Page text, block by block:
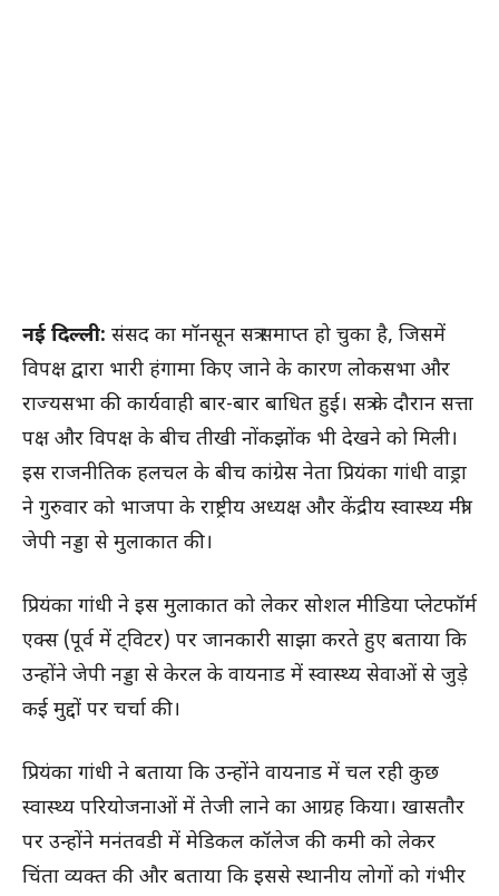
नई दिल्ली: संसद का मॉनसून सत्र समाप्त हो चुका है, जिसमें
विपक्ष द्वारा भारी हंगामा किए जाने के कारण लोकसभा और
राज्यसभा की कार्यवाही बार-बार बाधित हुई। सत्र के दौरान सत्ता
पक्ष और विपक्ष के बीच तीखी नोंकझोंक भी देखने को मिली।
इस राजनीतिक हलचल के बीच कांग्रेस नेता प्रियंका गांधी वाड्रा
ने गुरुवार को भाजपा के राष्ट्रीय अध्यक्ष और केंद्रीय स्वास्थ्य मंत्री
जेपी नड्डा से मुलाकात की।
प्रियंका गांधी ने इस मुलाकात को लेकर सोशल मीडिया प्लेटफॉर्म
एक्स (पूर्व में ट्विटर) पर जानकारी साझा करते हुए बताया कि
उन्होंने जेपी नड्डा से केरल के वायनाड में स्वास्थ्य सेवाओं से जुड़े
कई मुद्दों पर चर्चा की।
प्रियंका गांधी ने बताया कि उन्होंने वायनाड में चल रही कुछ
स्वास्थ्य परियोजनाओं में तेजी लाने का आग्रह किया। खासतौर
पर उन्होंने मनंतवडी में मेडिकल कॉलेज की कमी को लेकर
चिंता व्यक्त की और बताया कि इससे स्थानीय लोगों को गंभीर